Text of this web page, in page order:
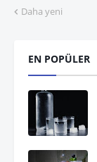
Daha yeni
EN POPÜLER